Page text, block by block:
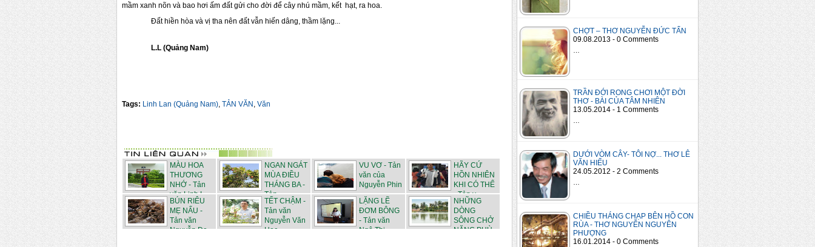
CHỢT – THƠ NGUYỄN ĐỨC TẤN
09.08.2013 - 0 Comments
TRẦN ĐỚI RONG CHƠI MỘT ĐỜI
THƠ - BÀI CỦA TÂM NHIÊN
13.05.2014 - 1 Comments
DƯỚI VÒM CÂY- TÔI NỢ... THƠ LÊ
VĂN HIẾU
24.05.2012 - 2 Comments
CHIỀU THÁNG CHẠP BÊN HỒ CON
RÙA - THƠ NGUYỄN NGUYÊN
PHƯỢNG
16.01.2014 - 0 Comments
mầm xanh nõn và bao hơi ấm đất gửi cho đời để cây nhú mầm, kết hạt, ra hoa.
Đất hiền hòa và vị tha nên đất vẫn hiến dâng, thầm lặng...
L.L (Quảng Nam)
Tags: Linh Lan (Quảng Nam), TẢN VĂN , Văn
MÀU HOA
THƯƠNG
NHỚ - Tản
văn Linh L...
NGAN NGÁT
MÙA ĐIỀU
THÁNG BA -
Tản ...
VU VƠ - Tản
văn của
Nguyễn Phin
HÃY CỨ
HỒN NHIÊN
KHI CÓ THỂ
- Tản v...
BÚN RIÊU
MẸ NẤU -
Tản văn
Nguyễn Đạ...
TẾT CHẬM -
Tản văn
Nguyễn Văn
Học
LẶNG LẼ
ĐƠM BÔNG
- Tản văn
Ngô Thị...
NHỮNG
DÒNG
SÔNG CHỞ
NẶNG PHÙ